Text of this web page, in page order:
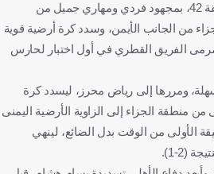
وأدرك الأهلي التعادل في الدقيقة 42، بمجهود فردي ومهاري جميل من
من الجانب الأيمن، وسدد كرة أرضية قوية
الفريق القطري في أول اختبار لحارس
ومررها إلى رياض محرز، ليسدد كرة
منطقة الجزاء إلى الزاوية الأرضية اليمنى
الأولى من الوقت بدل الضائع، لينهي
(2-1).